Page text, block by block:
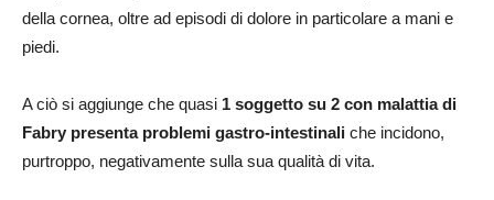
della cornea, oltre ad episodi di dolore in particolare a mani e
piedi.
A ciò si aggiunge che quasi 1 soggetto su 2 con malattia di
Fabry presenta problemi gastro-intestinali che incidono,
purtroppo, negativamente sulla sua qualità di vita.